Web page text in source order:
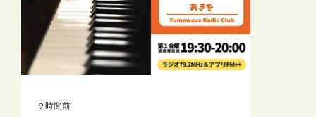
9 時間前